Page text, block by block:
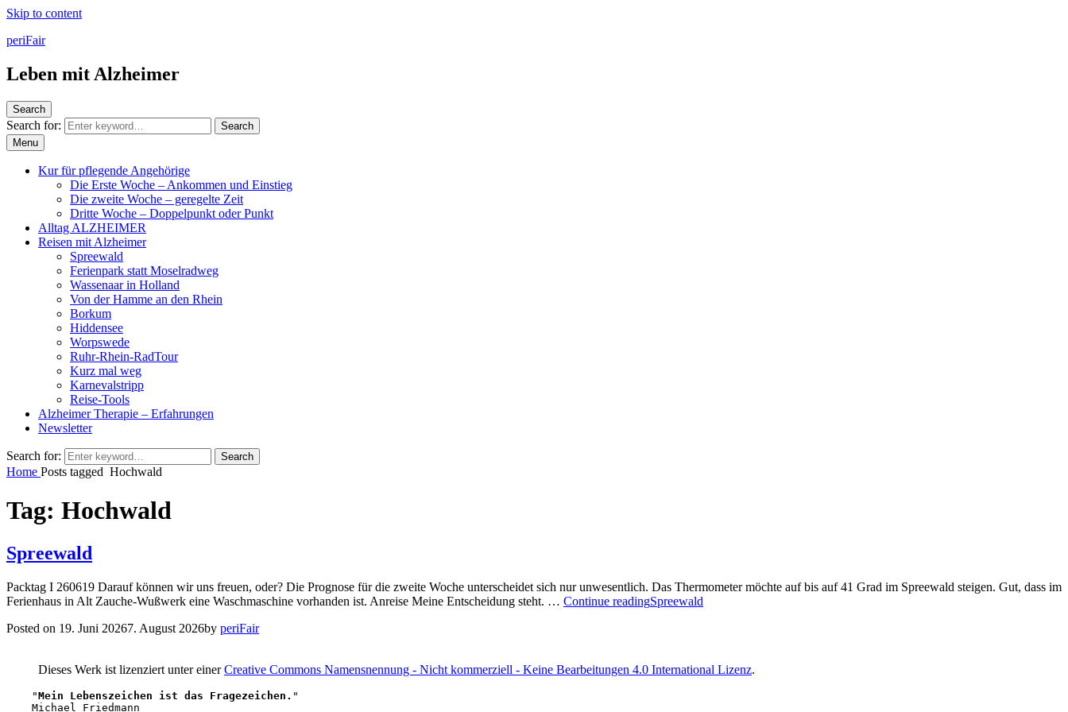
Skip to content
periFair
Leben mit Alzheimer
Search
Search for:
Search
Menu
Kur für pflegende Angehörige
Die Erste Woche – Ankommen und Einstieg
Die zweite Woche – geregelte Zeit
Dritte Woche – Doppelpunkt oder Punkt
Alltag ALZHEIMER
Reisen mit Alzheimer
Spreewald
Ferienpark statt Moselradweg
Wassenaar in Holland
Von der Hamme an den Rhein
Borkum
Hiddensee
Worpswede
Ruhr-Rhein-RadTour
Kurz mal weg
Karnevalstripp
Reise-Tools
Alzheimer Therapie – Erfahrungen
Newsletter
Search for: Search
Home Posts tagged Hochwald
Tag: Hochwald
Spreewald
Packtag I 260619 Darauf können wir uns freuen, oder? Die Prognose für die zweite Woche unterscheidet sich nur unwesentlich. Das Thermometer möchte auf bis auf 41 Grad im Spreewald steigen. Gut, dass im
Ferienhaus in Alt Zauche-Wußwerk eine Waschmaschine vorhanden ist. Anreise Meine Entscheidung steht. … Continue readingSpreewald
Posted on 19. Juni 20267. August 2026by periFair
Dieses Werk ist lizenziert unter einerCreative Commons Namensnennung - Nicht kommerziell - Keine Bearbeitungen 4.0 International Lizenz.
    "
Mein Lebenszeichen ist das Fragezeichen. "
    Michael Friedmann